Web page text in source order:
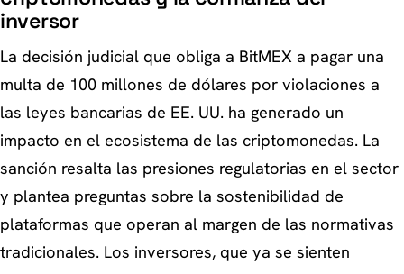
inversor
La decisión judicial que obliga a BitMEX a pagar una
multa de 100 millones de dólares por violaciones a
las leyes bancarias de EE. UU. ha generado un
impacto en el ecosistema de las criptomonedas. La
sanción resalta las presiones regulatorias en el sector
y plantea preguntas sobre la sostenibilidad de
plataformas que operan al margen de las normativas
tradicionales. Los inversores, que ya se sienten